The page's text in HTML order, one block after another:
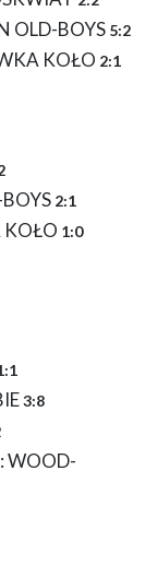
OLD-BOYS 5:2
KOŁO 2:1
2:1
KOŁO 1:0
3:8
WOOD-